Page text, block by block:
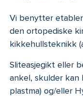
Vi benytter
den ortopediske
kikkehullsteknikk
Sliteasjegikt eller
ankel, skulder kan
plastma) og/eller